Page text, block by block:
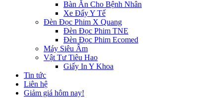
Bàn Ăn Cho Bệnh Nhân
Xe Đẩy Y Tế
Đèn Đọc Phim X Quang
Đèn Đọc Phim TNE
Đèn Đọc Phim Ecomed
Máy Siêu Âm
Vật Tư Tiêu Hao
Giấy In Y Khoa
Tin tức
Liên hệ
Giảm giá hôm nay!